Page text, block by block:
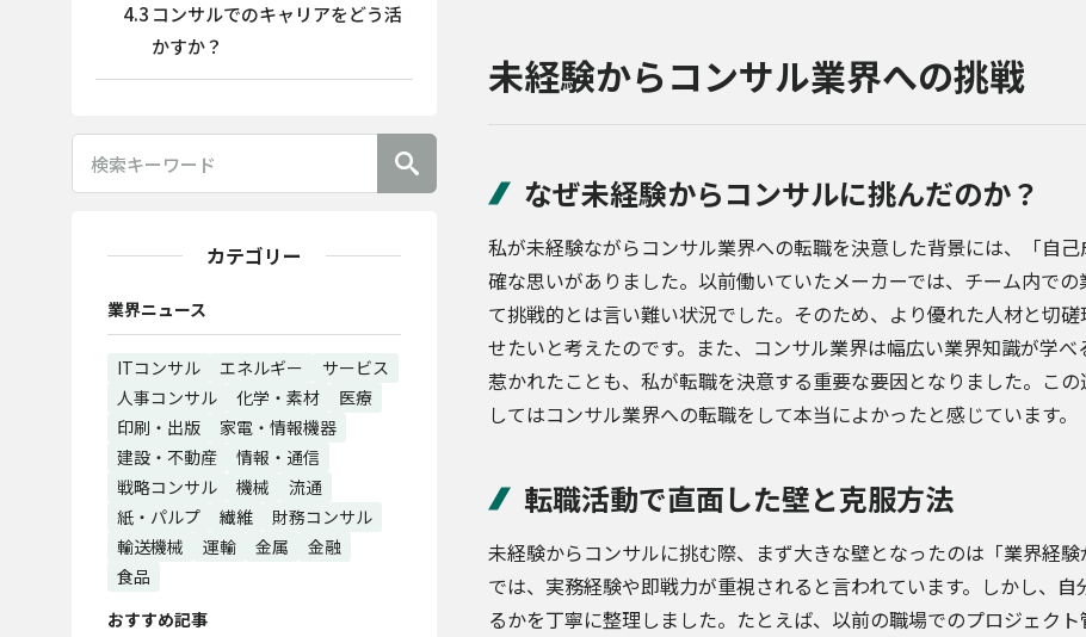
4.3 コンサルでのキャリアをどう活
かすか？
カテゴリー
業界ニュース
ITコンサル エネルギー
サービス
人事コンサル
化学・素材
医療
印刷・出版
家電・情報機器
建設・不動産
情報・通信
戦略コンサル
機械
流通
紙・パルプ
繊維
財務コンサル
輸送機械
運輸 金属
金融
食品
おすすめ記事
未経験からコンサル業界への挑戦
なぜ未経験からコンサルに挑んだのか？
私が未経験ながらコンサル業界への転職を決意した背景には、「自
確な思いがありました。以前働いていたメーカーでは、チーム内で
て挑戦的とは言い難い状況でした。そのため、より優れた人材と切
せたいと考えたのです。また、コンサル業界は幅広い業界知識が学
惹かれたことも、私が転職を決意する重要な要因となりました。こ
してはコンサル業界への転職をして本当によかったと感じています。
転職活動で直面した壁と克服方法
未経験からコンサルに挑む際、まず大きな壁となったのは「業界経
では、実務経験や即戦力が重視されると言われています。しかし、
るかを丁寧に整理しました。たとえば、以前の職場でのプロジェク